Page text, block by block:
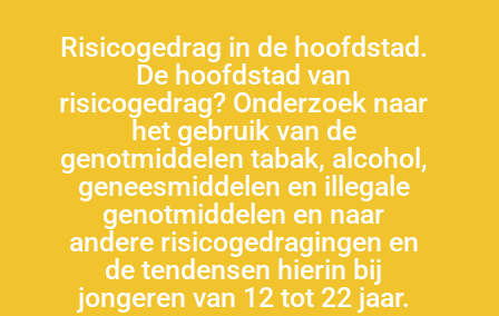
Risicogedrag in de hoofdstad.
De hoofdstad van
risicogedrag? Onderzoek naar
het gebruik van de
genotmiddelen tabak, alcohol,
geneesmiddelen en illegale
genotmiddelen en naar
andere risicogedragingen en
de tendensen hierin bij
jongeren van 12 tot 22 jaar.